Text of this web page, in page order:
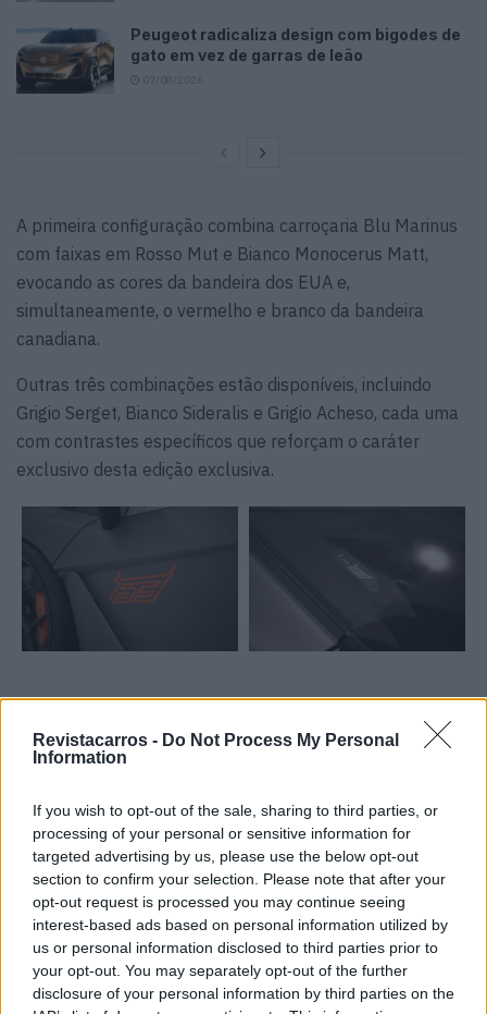
Revistacarros - Do Not Process My Personal
Information
If you wish to opt-out of the sale, sharing to third parties, or
processing of your personal or sensitive information for
targeted advertising by us, please use the below opt-out
section to confirm your selection. Please note that after your
opt-out request is processed you may continue seeing
interest-based ads based on personal information utilized by
us or personal information disclosed to third parties prior to
your opt-out. You may separately opt-out of the further
disclosure of your personal information by third parties on the
Peugeot radicaliza design com bigodes de
gato em vez de garras de leão
A primeira configuração combina carroçaria Blu Marinus
com faixas em Rosso Mut e Bianco Monocerus Matt,
evocando as cores da bandeira dos EUA e,
simultaneamente, o vermelho e branco da bandeira
canadiana.
Outras três combinações estão disponíveis, incluindo
Grigio Serget, Bianco Sideralis e Grigio Acheso, cada uma
com contrastes específicos que reforçam o caráter
exclusivo desta edição exclusiva.
No plano técnico, o Revuelto NA63 mantém a arquitetura
híbrida que combina o icónico motor V12 atmosférico
1.015 CV e 807 Nm. O superdesportivo acelera dos 0 aos
100 km/h em 2,5 segundos e ultrapassa os 350 km/h,
posicionando‑se como referência em desempenho,
dinâmica e eficiência dentro do segmento HPEV.
Para a Lamborghini, o NA63 é mais do que uma série
limitada: é uma celebração da relação histórica com a
América do Norte, um mercado que continua a ser